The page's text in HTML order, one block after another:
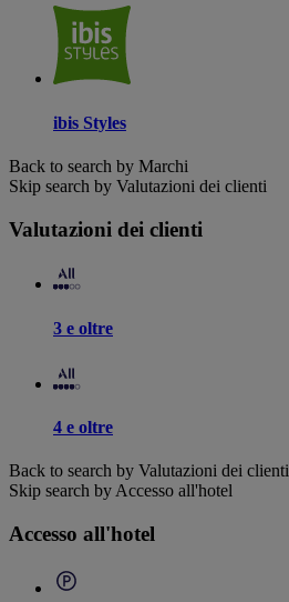
ibis Styles
Back to search by Marchi
Skip search by Valutazioni dei clienti
Valutazioni dei clienti
3 e oltre
4 e oltre
Back to search by Valutazioni dei clienti
Skip search by Accesso all'hotel
Accesso all'hotel